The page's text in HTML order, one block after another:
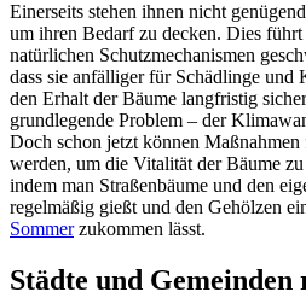
Einerseits stehen ihnen nicht
um ihren Bedarf zu decken. Dies führt
natürlichen Schutzmechanismen
dass sie anfälliger für Schädlinge und
den Erhalt der Bäume langfristig
grundlegende Problem – der
Doch schon jetzt können
werden, um die Vitalität der Bäume
indem man Straßenbäume und den
regelmäßig gießt und den Gehölzen
Sommerzukommen lässt.
Städte und Gemeinden